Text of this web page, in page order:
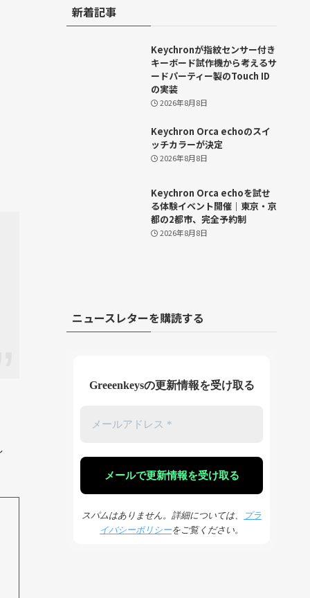
新着記事
Keychronが指紋センサー付き
キーボード試作機から考えるサ
ードパーティー製のTouch ID
の実装
2026年8月8日
Keychron Orca echoのスイ
ッチカラーが決定
2026年8月8日
Keychron Orca echoを試せ
る体験イベント開催｜東京・京
都の2都市、完全予約制
2026年8月8日
ニュースレターを購読する
Greeenkeysの更新情報を受け取る
スパムはありません。詳細については、
プラ
イバシーポリシーをご覧ください。